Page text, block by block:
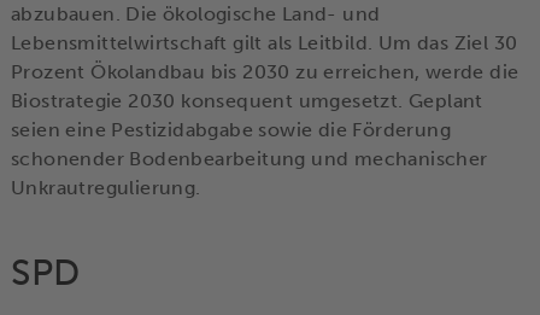
abzubauen. Die ökologische Land- und
Lebensmittelwirtschaft gilt als Leitbild. Um das Ziel 30
Prozent Ökolandbau bis 2030 zu erreichen, werde die
Biostrategie 2030 konsequent umgesetzt. Geplant
seien eine Pestizidabgabe sowie die Förderung
schonender Bodenbearbeitung und mechanischer
Unkrautregulierung.
SPD